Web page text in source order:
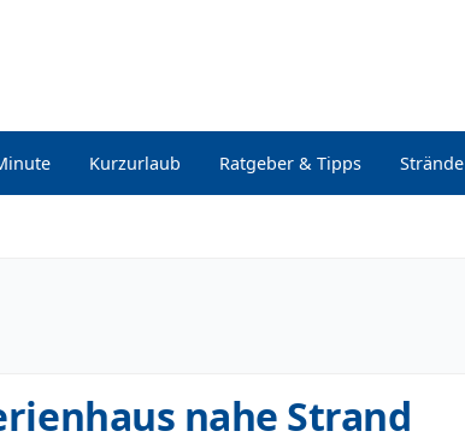
Kurzurlaub Ratgeber & Tipps Strände
nahe Strand